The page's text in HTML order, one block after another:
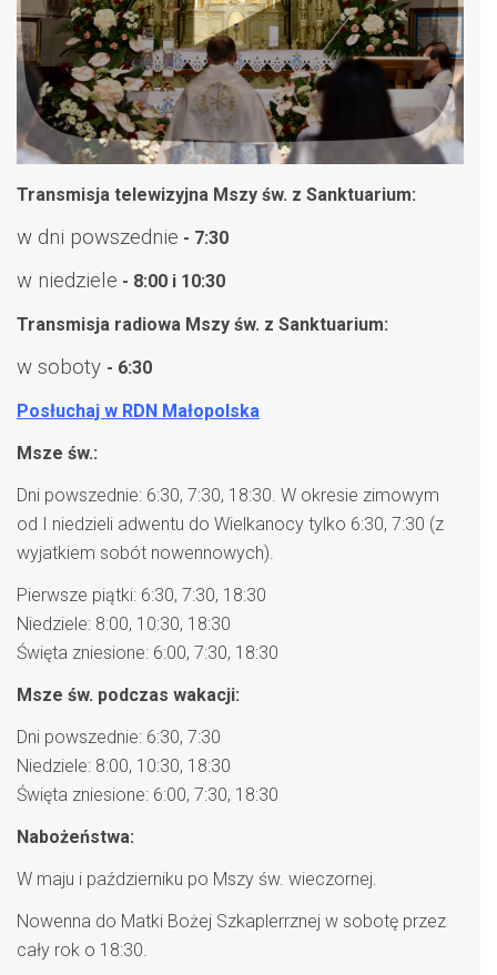
Transmisja telewizyjna Mszy św. z Sanktuarium:
w dni powszednie - 7:30
w niedziele - 8:00 i 10:30
Transmisja radiowa Mszy św. z Sanktuarium:
w soboty - 6:30
Posłuchaj w RDN Małopolska
Msze św.:
Dni powszednie: 6:30, 7:30, 18:30. W okresie zimowym
od I niedzieli adwentu do Wielkanocy tylko 6:30, 7:30 (z
wyjatkiem sobót nowennowych).
Pierwsze piątki: 6:30, 7:30, 18:30
Niedziele: 8:00, 10:30, 18:30
Święta zniesione: 6:00, 7:30, 18:30
Msze św. podczas wakacji:
Dni powszednie: 6:30, 7:30
Niedziele: 8:00, 10:30, 18:30
Święta zniesione: 6:00, 7:30, 18:30
Nabożeństwa:
W maju i październiku po Mszy św. wieczornej.
Nowenna do Matki Bożej Szkaplerrznej w sobotę przez
cały rok o 18:30.